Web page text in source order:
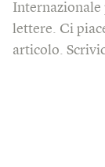
Internazionale
lettere. Ci
articolo.